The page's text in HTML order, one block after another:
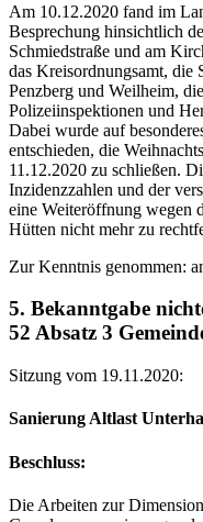
Am 10.12.2020 fand im
Besprechung hinsichtlich
Schmiedstraße und am
das Kreisordnungsamt, die
Penzberg und Weilheim,
Polizeiinspektionen und
Dabei wurde auf
entschieden, die
11.12.2020 zu schließen.
Inzidenzzahlen und der
eine Weiteröffnung wegen
Hütten nicht mehr zu
Zur Kenntnis genommen:
5. Bekanntgabe
52 Absatz 3
Sitzung vom 19.11.2020:
Sanierung Altlast
Beschluss:
Die Arbeiten zur